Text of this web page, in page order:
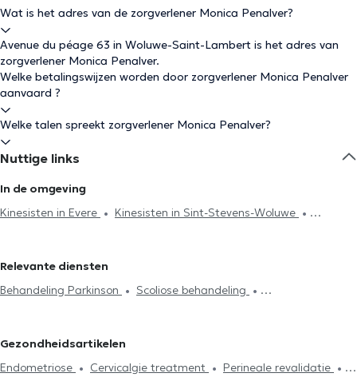
Wat is het adres van de zorgverlener Monica Penalver?
Avenue du péage 63 in Woluwe-Saint-Lambert is het adres van
zorgverlener Monica Penalver.
Welke betalingswijzen worden door zorgverlener Monica Penalver
aanvaard ?
Welke talen spreekt zorgverlener Monica Penalver?
Nuttige links
In de omgeving
Kinesisten in Evere
Kinesisten in Sint-Stevens-Woluwe
Kinesisten in Lasne
Kinesisten in Oudergem
Kinesisten in Jette
Kinesisten in
Kinesisten in Sint-Genesius-Rode
Kinesisten in Neder-Over-
Relevante diensten
Behandeling Parkinson
Scoliose behandeling
Voetreflexologie
Perineale revalidatie
revalidatie
Abdominale revalidatie Post-operatie
Hernias
Gezondheidsartikelen
Endometriose
Cervicalgie treatment
Perineale revalidatie